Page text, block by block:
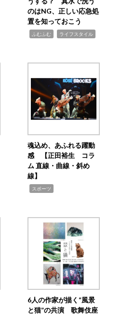
のはNG、正しい応急処
置を知っておこう
ふむふむ ライフスタイル
魂込め、あふれる躍動
感 【正田裕生 コラ
ム 直線・曲線・斜め
線】
スポーツ
6人の作家が描く“風景
と猫”の共演 歌舞伎座